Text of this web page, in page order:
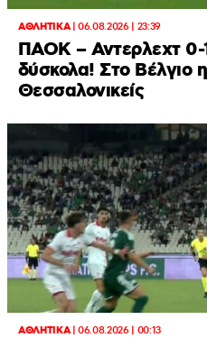
ΑΘΛΗΤΙΚΑ|06.08.2026 | 23:39
ΠΑΟΚ – Αντερλεχτ 0-
δύσκολα! Στο Βέλγιο
Θεσσαλονικείς
ΑΘΛΗΤΙΚΑ|06.08.2026 | 00:13